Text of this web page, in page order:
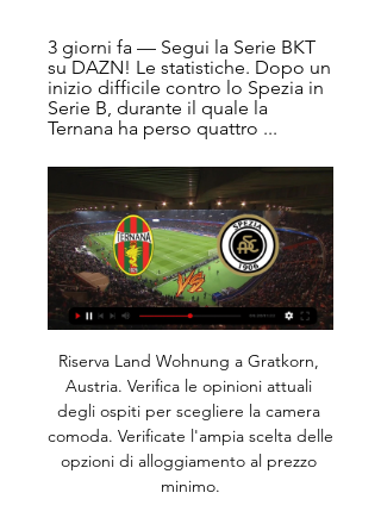
3 giorni fa — Segui la Serie BKT
su DAZN! Le statistiche. Dopo un
inizio difficile contro lo Spezia in
Serie B, durante il quale la
Ternana ha perso quattro ...
Riserva Land Wohnung a Gratkorn,
Austria. Verifica le opinioni attuali
degli ospiti per scegliere la camera
comoda. Verificate l'ampia scelta delle
opzioni di alloggiamento al prezzo
minimo.